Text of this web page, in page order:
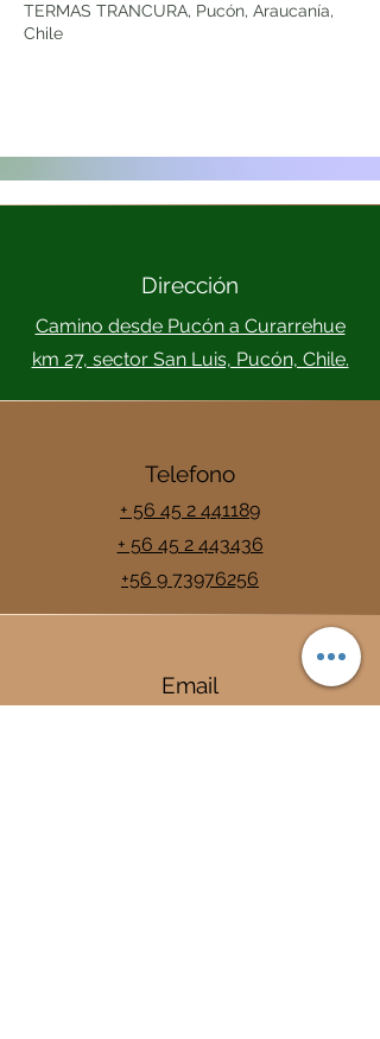
TERMAS TRANCURA, Pucón, Araucanía,
Chile
Dirección
Camino desde Pucón a Curarrehue
km 27, sector San Luis, Pucón, Chile.
Telefono
+ 56 45 2 441189
+ 56 45 2 443436
+56 9 73976256
Email